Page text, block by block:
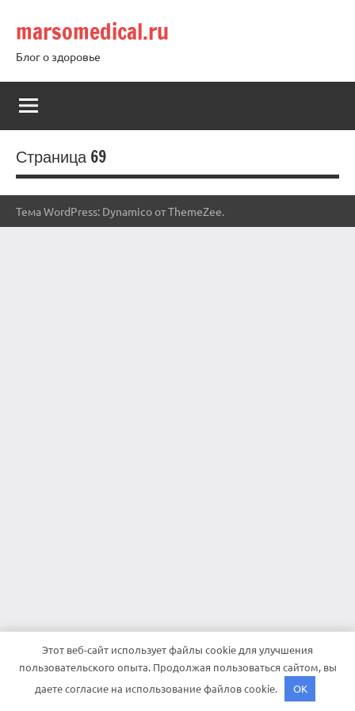
содержимому
marsomedical.ru
Блог о здоровье
Страница 69
Тема WordPress: Dynamico от ThemeZee.
Этот веб-сайт использует файлы cookie для улучшения
пользовательского опыта. Продолжая пользоваться сайтом, вы
даете согласие на использование файлов cookie.
OK